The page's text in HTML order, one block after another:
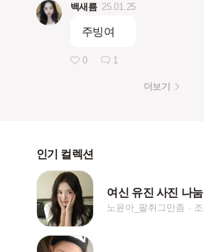
백새름 25.01.25
주빙여
0 1
더보기
인기 컬렉션
여신 유진 사진 나눔
노윤아_팔취그만좀